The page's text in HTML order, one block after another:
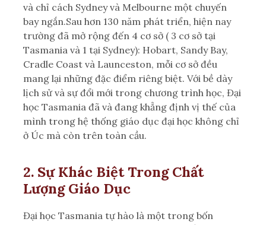
và chỉ cách Sydney và Melbourne một chuyến
bay ngắn.Sau hơn 130 năm phát triển, hiện nay
trường đã mở rộng đến 4 cơ sở ( 3 cơ sở tại
Tasmania và 1 tại Sydney): Hobart, Sandy Bay,
Cradle Coast và Launceston, mỗi cơ sở đều
mang lại những đặc điểm riêng biệt. Với bề dày
lịch sử và sự đổi mới trong chương trình học, Đại
học Tasmania đã và đang khẳng định vị thế của
mình trong hệ thống giáo dục đại học không chỉ
ở Úc mà còn trên toàn cầu.
2. Sự Khác Biệt Trong Chất
Lượng Giáo Dục
Đại học Tasmania tự hào là một trong bốn